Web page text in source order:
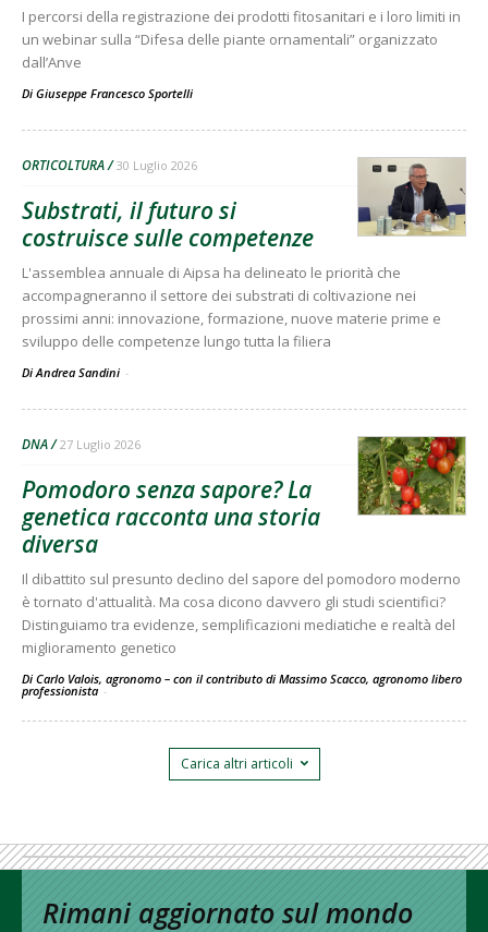
I percorsi della registrazione dei prodotti fitosanitari e i loro limiti in
un webinar sulla “Difesa delle piante ornamentali” organizzato
dall’Anve
Di Giuseppe Francesco Sportelli
ORTICOLTURA 30 Luglio 2026
Substrati, il futuro si
costruisce sulle competenze
L'assemblea annuale di Aipsa ha delineato le priorità che
accompagneranno il settore dei substrati di coltivazione nei
prossimi anni: innovazione, formazione, nuove materie prime e
sviluppo delle competenze lungo tutta la filiera
Di Andrea Sandini -
DNA 27 Luglio 2026
Pomodoro senza sapore? La
genetica racconta una storia
diversa
Il dibattito sul presunto declino del sapore del pomodoro moderno
è tornato d'attualità. Ma cosa dicono davvero gli studi scientifici?
Distinguiamo tra evidenze, semplificazioni mediatiche e realtà del
miglioramento genetico
Di Carlo Valois, agronomo – con il contributo di Massimo Scacco, agronomo libero
professionista -
Carica altri articoli
Rimani aggiornato sul mondo